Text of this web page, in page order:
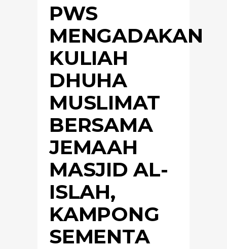
PWS
MENGADAKAN
KULIAH
DHUHA
MUSLIMAT
BERSAMA
JEMAAH
MASJID AL-
ISLAH,
KAMPONG
SEMENTA